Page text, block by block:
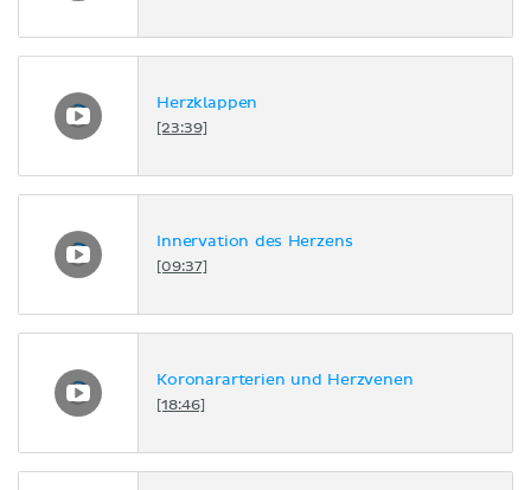
Herzklappen
[23:39]
Innervation des Herzens
[09:37]
Koronararterien und Herzvenen
[18:46]